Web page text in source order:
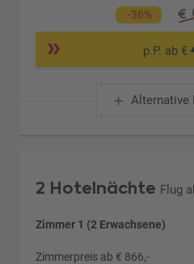
-36% €
p.P. ab €
Alternative
2 Hotelnächte Flug
Zimmer 1 (2 Erwachsene)
Zimmerpreis ab € 866,-